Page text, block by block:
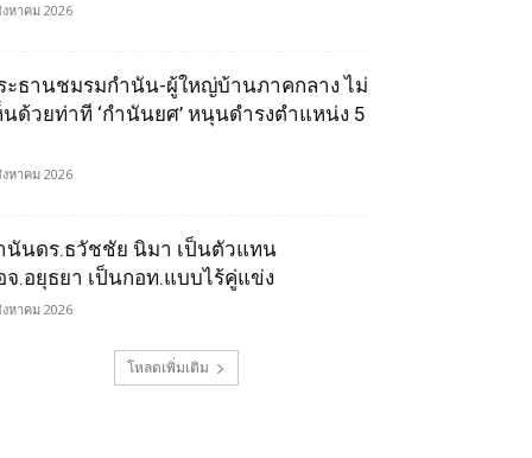
หาคม 2026
ะธานชมรมกำนัน-ผู้ใหญ่บ้านภาคกลาง ไม่
นด้วยท่าที ‘กำนันยศ’ หนุนดำรงตำแหน่ง 5
หาคม 2026
นันดร.ธวัชชัย นิมา เป็นตัวแทน
จ.อยุธยา เป็นกอท.แบบไร้คู่แข่ง
หาคม 2026
โหลดเพิ่มเติม